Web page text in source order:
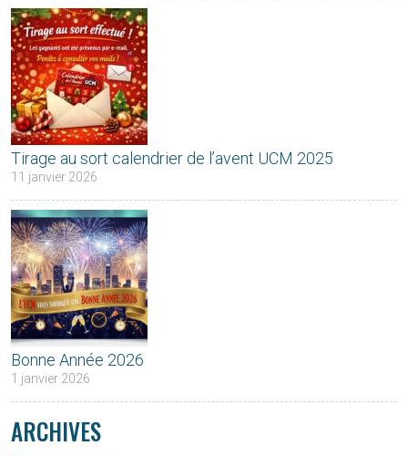
Tirage au sort calendrier de l’avent UCM 2025
11 janvier 2026
Bonne Année 2026
1 janvier 2026
ARCHIVES